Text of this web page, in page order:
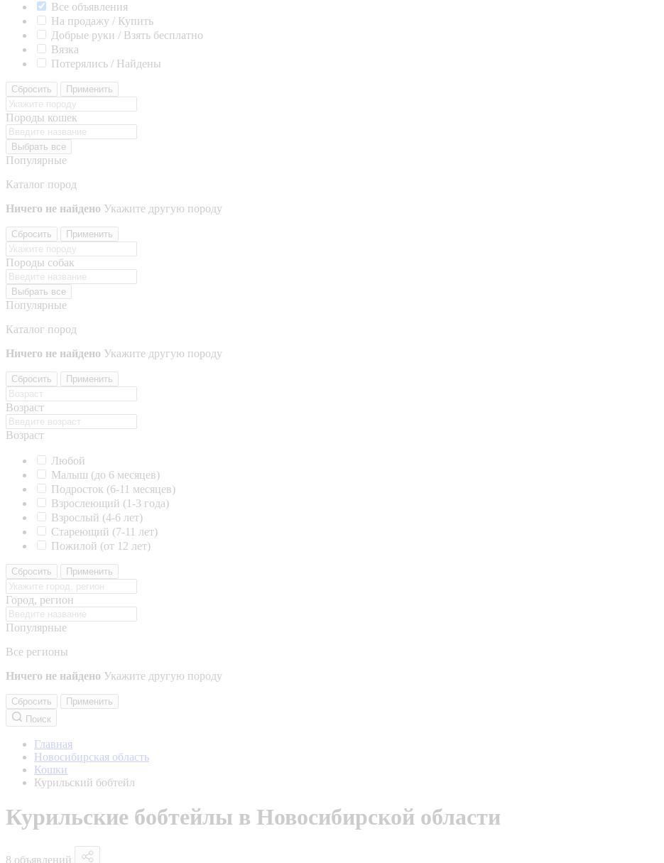
Все объявления
На продажу / Купить
Добрые руки / Взять бесплатно
Вязка
Потерялись / Найдены
Сбросить Применить
Породы кошек
Выбрать все
Популярные
Каталог пород
Ничего не найдено Укажите другую породу
Сбросить Применить
Породы собак
Выбрать все
Популярные
Каталог пород
Ничего не найдено Укажите другую породу
Сбросить Применить
Возраст
Возраст
Любой
Малыш (до 6 месяцев)
Подросток (6-11 месяцев)
Взрослеющий (1-3 года)
Взрослый (4-6 лет)
Стареющий (7-11 лет)
Пожилой (от 12 лет)
Сбросить Применить
Город, регион
Популярные
Все регионы
Ничего не найдено Укажите другую породу
Сбросить
Применить
Поиск
Главная
Новосибирская область
Кошки
Курильский бобтейл
Курильские бобтейлы в Новосибирской области
8 объявлений